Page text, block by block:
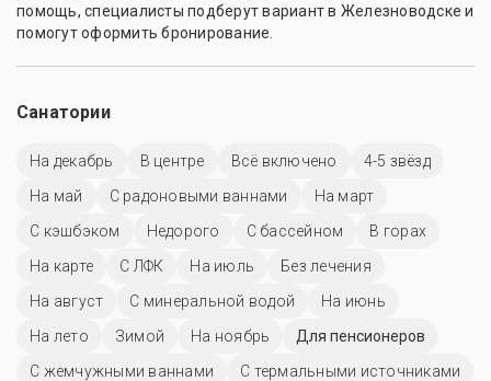
помощь, специалисты подберут вариант в Железноводске и
помогут оформить бронирование.
Санатории
На декабрь В центре Всё включено
4-5 звёзд
На май
С радоновыми ваннами
На март
С кэшбэком
Недорого C бассейном
В горах
На карте
С ЛФК На июль
Без лечения
На август
С минеральной водой
На июнь
На лето
Зимой На ноябрь
Для пенсионеров
С жемчужными ваннами
С термальными источниками